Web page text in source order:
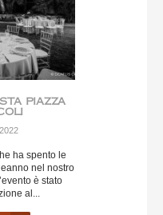
PIAZZA
ha spento le
nel nostro
è stato
al...